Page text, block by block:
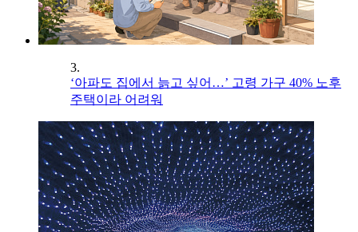
3.
‘아파도 집에서 늙고 싶어…’ 고령 가구 40% 노후
주택이라 어려워